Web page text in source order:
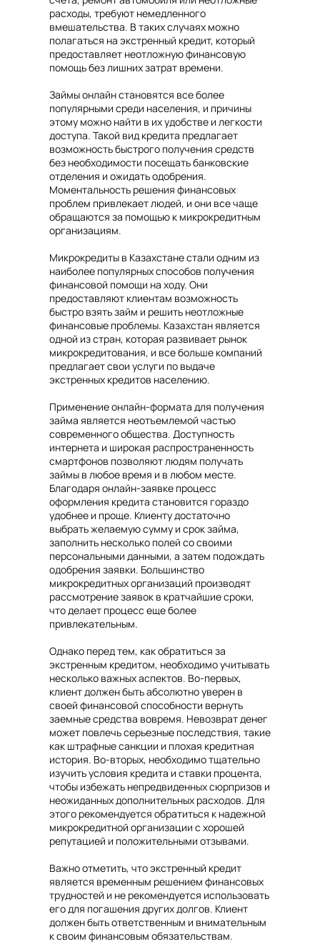
расходы, требуют немедленного
вмешательства. В таких случаях можно
полагаться на экстренный кредит, который
предоставляет неотложную финансовую
помощь без лишних затрат времени.
Займы онлайн становятся все более
популярными среди населения, и причины
этому можно найти в их удобстве и легкости
доступа. Такой вид кредита предлагает
возможность быстрого получения средств
без необходимости посещать банковские
отделения и ожидать одобрения.
Моментальность решения финансовых
проблем привлекает людей, и они все чаще
обращаются за помощью к микрокредитным
организациям.
Микрокредиты в Казахстане стали одним из
наиболее популярных способов получения
финансовой помощи на ходу. Они
предоставляют клиентам возможность
быстро взять займ и решить неотложные
финансовые проблемы. Казахстан является
одной из стран, которая развивает рынок
микрокредитования, и все больше компаний
предлагает свои услуги по выдаче
экстренных кредитов населению.
Применение онлайн-формата для получения
займа является неотъемлемой частью
современного общества. Доступность
интернета и широкая распространенность
смартфонов позволяют людям получать
займы в любое время и в любом месте.
Благодаря онлайн-заявке процесс
оформления кредита становится гораздо
удобнее и проще. Клиенту достаточно
выбрать желаемую сумму и срок займа,
заполнить несколько полей со своими
персональными данными, а затем подождать
одобрения заявки. Большинство
микрокредитных организаций производят
рассмотрение заявок в кратчайшие сроки,
что делает процесс еще более
привлекательным.
Однако перед тем, как обратиться за
экстренным кредитом, необходимо учитывать
несколько важных аспектов. Во-первых,
клиент должен быть абсолютно уверен в
своей финансовой способности вернуть
заемные средства вовремя. Невозврат денег
может повлечь серьезные последствия, такие
как штрафные санкции и плохая кредитная
история. Во-вторых, необходимо тщательно
изучить условия кредита и ставки процента,
чтобы избежать непредвиденных сюрпризов и
неожиданных дополнительных расходов. Для
этого рекомендуется обратиться к надежной
микрокредитной организации с хорошей
репутацией и положительными отзывами.
Важно отметить, что экстренный кредит
является временным решением финансовых
трудностей и не рекомендуется использовать
его для погашения других долгов. Клиент
должен быть ответственным и внимательным
к своим финансовым обязательствам.